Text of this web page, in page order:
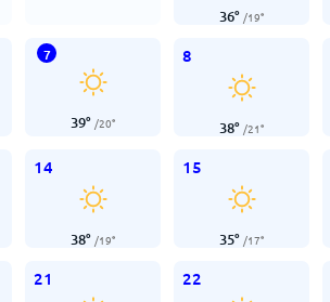
36° /19°
7
39° /20°
8
38° /21°
14
38° /19°
15
35° /17°
21 22